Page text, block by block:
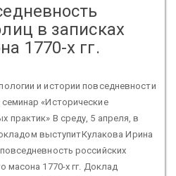
в записках
1770-х гг.
и истории повседневности
«Исторические
практик» В среду, 5 апреля, в
выступитКулакова Ирина
российских
масона 1770-х гг. Доклад